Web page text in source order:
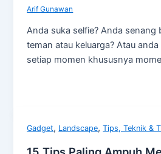
Arif Gunawan
Anda suka selfie? Anda senang
teman atau keluarga? Atau
setiap momen khususnya
Gadget, Landscape,Tips, Teknik &